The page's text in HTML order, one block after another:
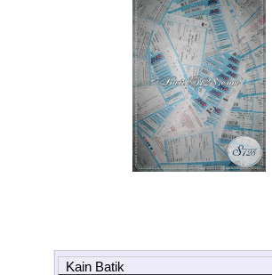
Kain Batik